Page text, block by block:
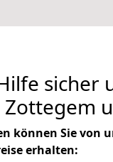
sicher
können Sie von
erhalten: